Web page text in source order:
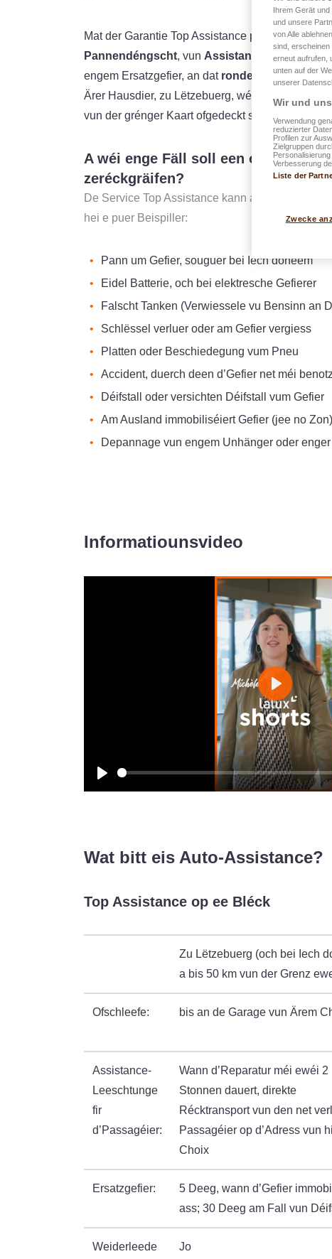
Mat der Garantie Top Assistance profitéiert Dir
Pannendéngscht, vun Assistance-
engem Ersatzgefier, an dat ronderëm d’Auer, 7
Ärer Hausdier, zu Lëtzebuerg, wéi och am
vun der grénger Kaart ofgedeckt sinn.
A wéi enge Fäll soll een op Top
zeréckgräifen?
De Service Top Assistance kann a ville
hei e puer Beispiller:
Pann um Gefier, souguer bei Iech doheem
Eidel Batterie, och bei elektresche Gefierer
Falscht Tanken (Verwiessele vu Bensinn an
Schlëssel verluer oder am Gefier vergiess
Platten oder Beschiedegung vum Pneu
Accident, duerch deen d’Gefier net méi
Déifstall oder versichten Déifstall vum Gefier
Am Ausland immobiliséiert Gefier (jee no Zon)
Depannage vun engem Unhänger oder
Informatiounsvideo
Play
Play
Wat bitt eis Auto-Assistance?
Top Assistance op ee Bléck
Zu Lëtzebuerg (och bei Iech
a bis 50 km vun der Grenz
Ofschleefe: bis an de Garage vun Ärem
Assistance-
Leeschtunge
fir
d’Passagéier:
Wann d’Reparatur méi ewéi 2
Stonnen dauert, direkte
Récktransport vun den net
Passagéier op d’Adress vun
Choix
Ersatzgefier:
5 Deeg, wann d’Gefier
ass; 30 Deeg am Fall vun
Weiderleede
Jo
Ihrem Gerät und
und unsere
von Alle
sind, erscheinen
erneut aufrufen,
unten auf der
unserer
Wir und
Verwendung
reduzierter
Profilen zur
Zielgruppen
Verbesserung
Liste der
Zwecke